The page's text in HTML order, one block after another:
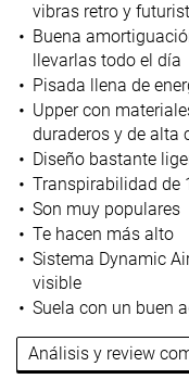
vibras retro y
Buena
llevarlas todo el día
Pisada llena de
Upper con
duraderos y de alta
Diseño bastante
Transpirabilidad de
Son muy populares
Te hacen más alto
Sistema Dynamic
visible
Suela con un buen
Análisis y review